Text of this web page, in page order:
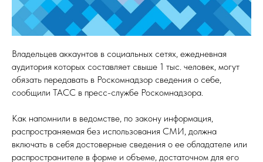
Владельцев аккаунтов в социальных сетях, ежедневная
аудитория которых составляет свыше 1 тыс. человек, могут
обязать передавать в Роскомнадзор сведения о себе,
сообщили ТАСС в пресс-службе Роскомнадзора.
Как напомнили в ведомстве, по закону информация,
распространяемая без использования СМИ, должна
включать в себя достоверные сведения о ее обладателе или
распространителе в форме и объеме, достаточном для его